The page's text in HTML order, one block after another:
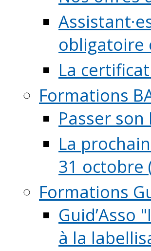
obligatoire
La
Formations
Passer son
La
31 octobre
Formations
à la